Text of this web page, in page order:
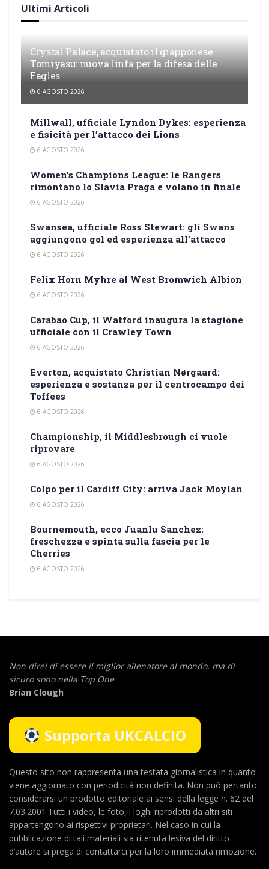
Ultimi Articoli
Crystal Palace, acquistato il giapponese
Tomiyasu: nuova linfa per la difesa delle
Eagles
6 AGOSTO 2026
Millwall, ufficiale Lyndon Dykes: esperienza
e fisicità per l’attacco dei Lions
6 AGOSTO 2026
Women’s Champions League: le Rangers
rimontano lo Slavia Praga e volano in finale
6 AGOSTO 2026
Swansea, ufficiale Ross Stewart: gli Swans
aggiungono gol ed esperienza all’attacco
6 AGOSTO 2026
Felix Horn Myhre al West Bromwich Albion
6 AGOSTO 2026
Carabao Cup, il Watford inaugura la stagione
ufficiale con il Crawley Town
6 AGOSTO 2026
Everton, acquistato Christian Nørgaard:
esperienza e sostanza per il centrocampo dei
Toffees
6 AGOSTO 2026
Championship, il Middlesbrough ci vuole
riprovare
6 AGOSTO 2026
Colpo per il Cardiff City: arriva Jack Moylan
6 AGOSTO 2026
Bournemouth, ecco Juanlu Sanchez:
freschezza e spinta sulla fascia per le
Cherries
6 AGOSTO 2026
Non direi di essere il miglior allenatore al mondo, ma di
sicuro sono nella Top One
Brian Clough
Supporta UKCALCIO
Questo sito non rappresenta una testata giornalistica in quanto
viene aggiornato con periodicità non definita. Non può pertanto
considerarsi un prodotto editoriale ai sensi della legge n. 62 del
7.03.2001.Tutti i video, le foto, i loghi riprodotti da altri siti
appartengono ai rispettivi proprietari. Nel caso in cui la
pubblicazione di tali materiali sia ritenuta lesiva del diritto
d’autore si prega di contattarci per la loro immediata rimozione.